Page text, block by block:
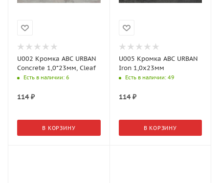
U002 Кромка АВС URBAN
Concrete 1,0*23мм, Cleaf
Есть в наличии: 6
114₽
В КОРЗИНУ
U005 Кромка АВС URBAN
Iron 1,0х23мм
Есть в наличии: 49
114₽
В КОРЗИНУ